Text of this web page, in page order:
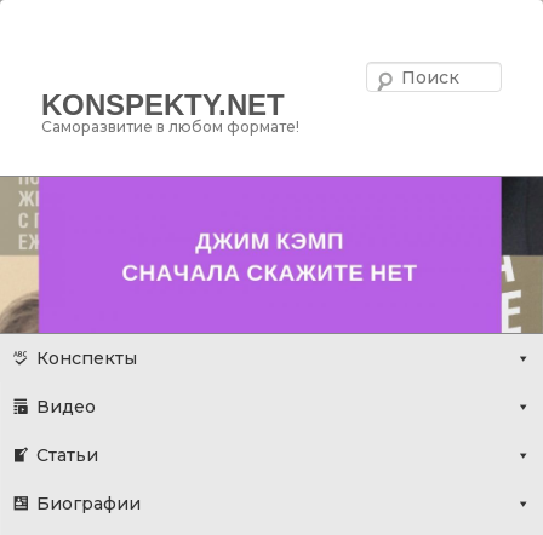
KONSPEKTY.NET
Саморазвитие в любом формате!
Главное меню
основному
Конспекты
Видео
Статьи
Биографии